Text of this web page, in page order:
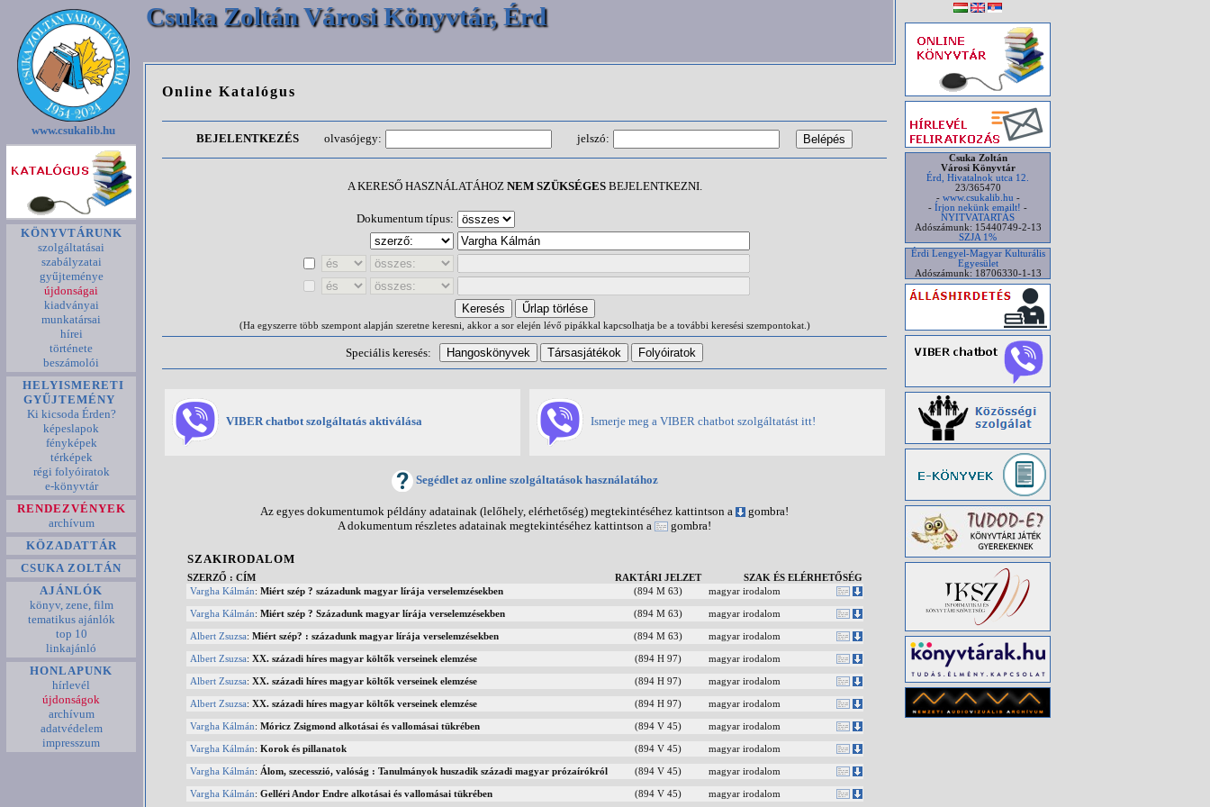
Csuka Zoltán Városi Könyvtár, Érd
www.csukalib.hu
KÖNYVTÁRUNK
szolgáltatásai
szabályzatai
gyűjteménye
újdonságai
kiadványai
munkatársai
hírei
története
beszámolói
HELYISMERETI
GYŰJTEMÉNY
Ki kicsoda Érden?
képeslapok
fényképek
térképek
régi folyóiratok
e-könyvtár
RENDEZVÉNYEK
archívum
KÖZADATTÁR
CSUKA ZOLTÁN
AJÁNLÓK
könyv, zene, film
tematikus ajánlók
top 10
linkajánló
HONLAPUNK
hírlevél
újdonságok
archívum
adatvédelem
impresszum
Online Katalógus
BEJELENTKEZÉS olvasójegy: jelszó:
A KERESŐ HASZNÁLATÁHOZ NEM SZÜKSÉGESBEJELENTKEZNI.
Dokumentum típus:
(Ha egyszerre több szempont alapján szeretne keresni, akkor a sor elején lévő pipákkal kapcsolhatja be a további keresési szempontokat.)
Speciális keresés:
VIBER chatbot szolgáltatás aktiválása Ismerje meg a VIBER chatbot szolgáltatást itt!
Segédlet az online szolgáltatások használatához
Az egyes dokumentumok példány adatainak (lelőhely, elérhetőség) megtekintéséhez kattintson a
gombra!
A dokumentum részletes adatainak megtekintéséhez kattintson a
gombra!
SZAKIRODALOM
SZERZŐ : CÍM RAKTÁRI JELZET
SZAK ÉS ELÉRHETŐSÉG
Vargha Kálmán: Miért szép ? századunk magyar lírája verselemzésekben (894 M 63) magyar irodalom
Vargha Kálmán: Miért szép ? Századunk magyar lírája verselemzésekben (894 M 63) magyar irodalom
Albert Zsuzsa: Miért szép? : századunk magyar lírája verselemzésekben (894 M 63) magyar irodalom
Albert Zsuzsa: XX. századi híres magyar költők verseinek elemzése (894 H 97) magyar irodalom
Albert Zsuzsa: XX. századi híres magyar költők verseinek elemzése (894 H 97) magyar irodalom
Albert Zsuzsa: XX. századi híres magyar költők verseinek elemzése (894 H 97) magyar irodalom
Vargha Kálmán: Móricz Zsigmond alkotásai és vallomásai tükrében (894 V 45) magyar irodalom
Vargha Kálmán: Korok és pillanatok (894 V 45) magyar irodalom
Vargha Kálmán: Álom, szecesszió, valóság : Tanulmányok huszadik századi magyar prózaírókról (894 V 45) magyar irodalom
Vargha Kálmán: Gelléri Andor Endre alkotásai és vallomásai tükrében (894 V 45) magyar irodalom
Csuka Zoltán
Városi Könyvtár
Érd, Hivatalnok utca 12.
23/365470
- www.csukalib.hu -
- Írjon nekünk emailt! -
NYITVATARTÁS
Adószámunk: 15440749-2-13
SZJA 1%
Érdi Lengyel-Magyar Kulturális
Egyesület
Adószámunk: 18706330-1-13